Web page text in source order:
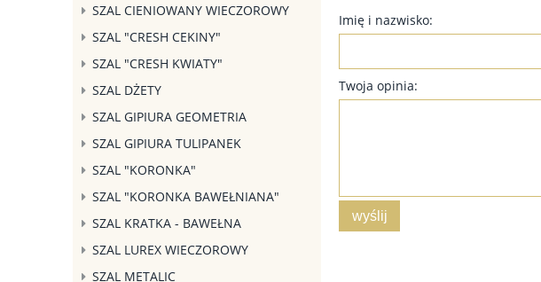
SZAL CIENIOWANY WIECZOROWY
SZAL "CRESH CEKINY"
SZAL "CRESH KWIATY"
SZAL DŻETY
SZAL GIPIURA GEOMETRIA
SZAL GIPIURA TULIPANEK
SZAL "KORONKA"
SZAL "KORONKA BAWEŁNIANA"
SZAL KRATKA - BAWEŁNA
SZAL LUREX WIECZOROWY
SZAL METALIC
Imię i nazwisko:
Twoja opinia:
wyślij